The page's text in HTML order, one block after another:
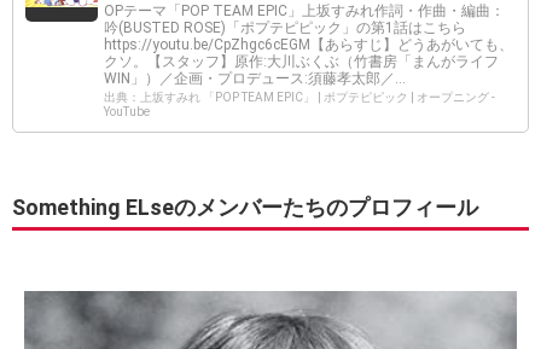
OPテーマ「POP TEAM EPIC」上坂すみれ作詞・作曲・編曲：
吟(BUSTED ROSE)「ポプテピピック」の第1話はこちら
https://youtu.be/CpZhgc6cEGM【あらすじ】どうあがいても、
クソ。【スタッフ】原作:大川ぶくぶ（竹書房「まんがライフ
WIN」）／企画・プロデュース:須藤孝太郎／...
出典：上坂すみれ 「POP TEAM EPIC」 | ポプテピピック | オープニング -
YouTube
Something ELseのメンバーたちのプロフィール